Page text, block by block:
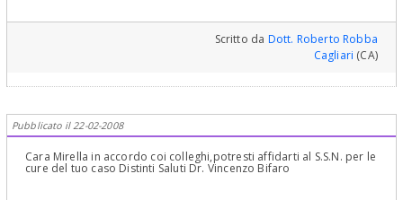
Scritto da Dott. Roberto Robba
Cagliari (CA)
Pubblicato il 22-02-2008
Cara Mirella in accordo coi colleghi,potresti affidarti al S.S.N. per le
cure del tuo caso Distinti Saluti Dr. Vincenzo Bifaro